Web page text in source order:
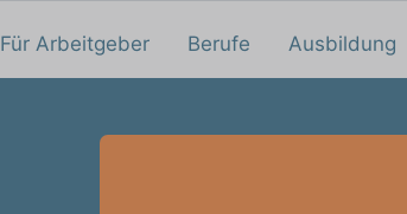
Für Arbeitgeber Berufe Ausbildung